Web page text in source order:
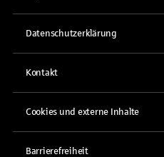
Datenschutzerklärung
Kontakt
Cookies und externe Inhalte
Barrierefreiheit